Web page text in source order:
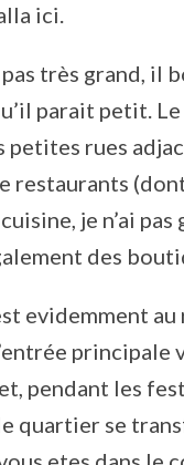
ici.
très grand, il
parait petit.
rues
restaurants
je n’ai
des
evidemment
pendant les
quartier se